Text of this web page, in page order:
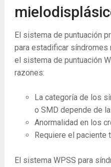
El sistema de puntuación
para estadificar
el sistema de puntuación
razones:
La categoría de los
o SMD depende de
Anormalidad en los
Requiere el paciente
El sistema WPSS para